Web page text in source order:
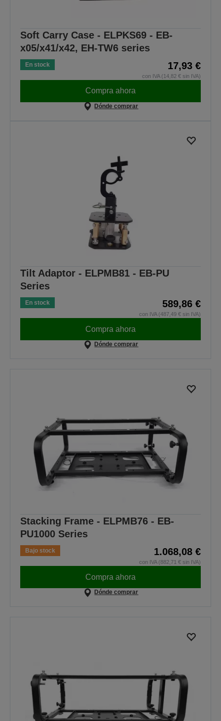
Soft Carry Case - ELPKS69 - EB-
x05/x41/x42, EH-TW6 series
En stock 17,93 €
con IVA (14,82 € sin IVA)
Compra ahora
Dónde comprar
Tilt Adaptor - ELPMB81 - EB-PU
Series
En stock 589,86 €
con IVA (487,49 € sin IVA)
Compra ahora
Dónde comprar
Stacking Frame - ELPMB76 - EB-
PU1000 Series
Bajo stock 1.068,08 €
con IVA (882,71 € sin IVA)
Compra ahora
Dónde comprar